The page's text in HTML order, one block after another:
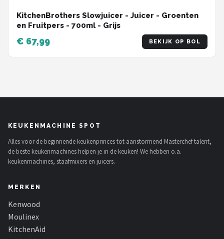
KitchenBrothers Slowjuicer - Juicer - Groenten
en Fruitpers - 700ml - Grijs
€ 67,99 BEKIJK OP BOL
KEUKENMACHINE SPOT
Alles voor de beginnende keukenprinces tot aanstormend Masterchef talent,
de beste keukenmachines helpen je in de keuken! We hebben o.a.
keukenmachines, staafmixers en juicers.
MERKEN
Kenwood
Moulinex
KitchenAid